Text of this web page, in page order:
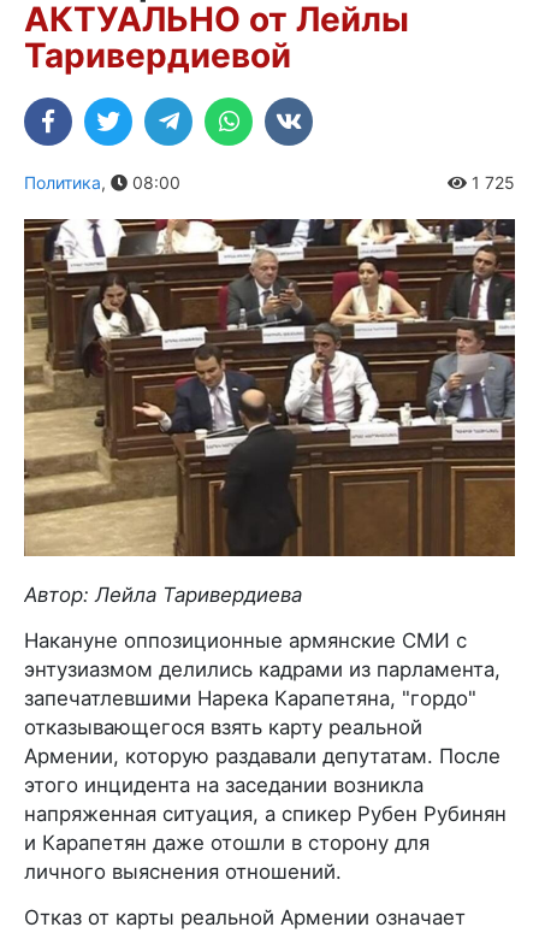
АКТУАЛЬНО от Лейлы
Таривердиевой
Политика, 08:00 1 725
Автор: Лейла Таривердиева
Накануне оппозиционные армянские СМИ с
энтузиазмом делились кадрами из парламента,
запечатлевшими Нарека Карапетяна, "гордо"
отказывающегося взять карту реальной
Армении, которую раздавали депутатам. После
этого инцидента на заседании возникла
напряженная ситуация, а спикер Рубен Рубинян
и Карапетян даже отошли в сторону для
личного выяснения отношений.
Отказ от карты реальной Армении означает